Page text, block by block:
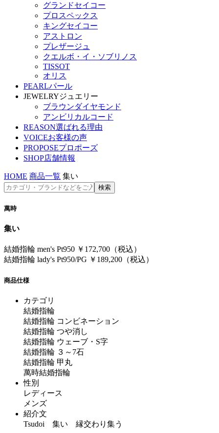
グランドセイコー
プロスペックス
キングセイコー
アストロン
プレザージュ
クエルボ・イ・ソブリノス
TISSOT
オリス
PEARLパール
JEWELRYジュエリー
ブラウンダイヤモンド
アンビリカルコード
REASON選ばれる理由
VOICEお客様の声
PROPOSEプロポーズ
SHOP店舗情報
HOME 商品一覧 集い
萬時
集い
結婚指輪 men's Pt950 ￥172,700（税込）
結婚指輪 lady's Pt950/PG ￥189,200（税込）
商品仕様
カテゴリ
結婚指輪
結婚指輪 コンビネーション
結婚指輪 つや消し
結婚指輪 ウェーブ・S字
結婚指輪 ３～7石
結婚指輪 甲丸
萬時結婚指輪
性別
レディース
メンズ
紹介文
Tsudoi 集い 縁交わり集う